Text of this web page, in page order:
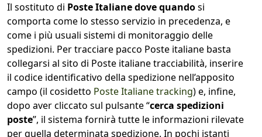
Il sostituto di Poste Italiane dove quandosi
comporta come lo stesso servizio in precedenza, e
come i più usuali sistemi di monitoraggio delle
spedizioni. Per tracciare pacco Poste italiane basta
collegarsi al sito di Poste italiane tracciabilità, inserire
il codice identificativo della spedizione nell’apposito
campo (il cosidetto Poste Italiane tracking) e, infine,
dopo aver cliccato sul pulsante “cerca spedizioni
poste”, il sistema fornirà tutte le informazioni rilevate
per quella determinata spedizione. In pochi istanti